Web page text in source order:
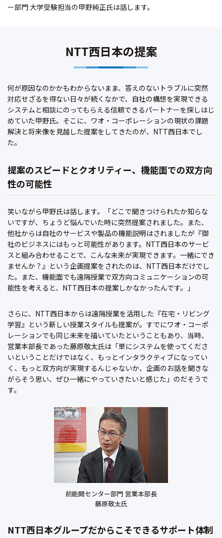
ー部門 大学受験担当の甲野純正氏は話します。
NTT西日本の提案
何が原因なのかかもわからないまま、答えのないトラブルに突然
対応せざるを得ない日々が続くなかで、自社の構想を実現できる
システムと相談にのってもらえる信頼できるパートナーを探しはじ
めていた甲野氏。そこに、ワオ・コーポレーションの現状の課題
解決と将来像を見越した提案をしてきたのが、NTT西日本でし
た。
提案のスピードとクオリティー、機能面での双方向
性の可能性
笑いながら甲野氏は話します。「どこで聞きつけられたか知らな
いですが、ちょうど悩んでいた時に突然提案されました。また、
他社からは自社のサービスや製品の機能説明はされましたが『御
社のビジネスにはもっと可能性があります。NTT西日本のサービ
スと組み合わせることで、こんな未来が実現できます。一緒にでき
ませんか？』という企画提案をされたのは、NTT西日本だけでし
た。また、機能面でも遠隔授業で双方向コミュニケーションの可
能性を考えると、NTT西日本の提案しかなかったんです。」
さらに、NTT西日本からは遠隔授業を活用した『在宅・リビング
学習』という新しい授業スタイルも提案が。すでにワオ・コーポ
レーションでも同じ未来を描いていたということもあり、当時、
営業本部長であった藤原敬太氏は「単にシステムを使ってくださ
いということだけではなく、もっとインタラクティブになってい
く、もっと双方向が実現するんじゃないか、企画のお話を聞きな
がらそう思い、ぜひ一緒にやっていきたいと感じた」のだそうで
す。
前能開センター部門 営業本部長
藤原敬太氏
NTT西日本グループだからこそできるサポート体制